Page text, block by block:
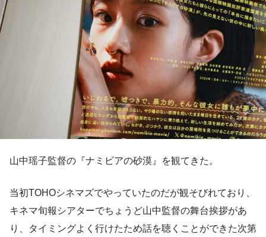
山中瑶子監督の『ナミビアの砂漠』を観てきた。
当初TOHOシネマズでやっていたのだが観そびれており、
キネマ旬報シアターでちょうど山中監督の舞台挨拶があ
り、タイミングよく行けたため話を聴くことができた次第